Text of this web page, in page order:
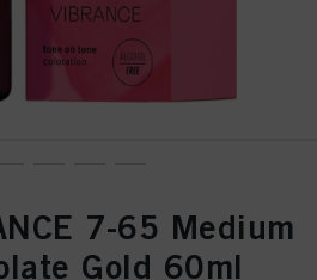
7-65 Medium
Gold 60ml